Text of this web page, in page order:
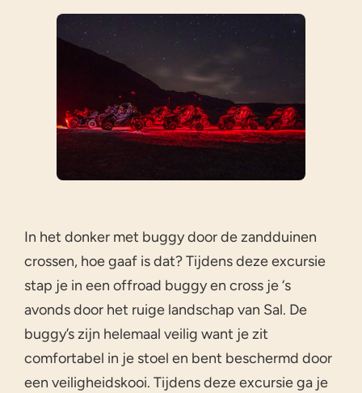
In het donker met buggy door de zandduinen
crossen, hoe gaaf is dat? Tijdens deze excursie
stap je in een offroad buggy en cross je ‘s
avonds door het ruige landschap van Sal. De
buggy’s zijn helemaal veilig want je zit
comfortabel in je stoel en bent beschermd door
een veiligheidskooi. Tijdens deze excursie ga je